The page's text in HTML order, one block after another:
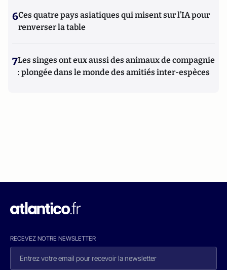
6Ces quatre pays asiatiques qui misent sur l’IA pour
renverser la table
7Les singes ont eux aussi des animaux de compagnie
: plongée dans le monde des amitiés inter-espèces
RECEVEZ NOTRE NEWSLETTER